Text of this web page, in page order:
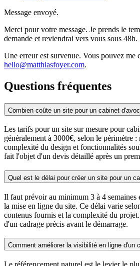
Message envoyé.
Merci pour votre message. Je prends le
demande et reviendrai vers vous sous 48h.
Une erreur est survenue. Vous pouvez me
hello@matthiasfoyer.com.
Questions fréquentes
Combien coûte un site pour un cabinet
Les tarifs pour un site sur mesure pour
généralement à 3000€, selon le périmètre :
complexité du design et fonctionnalités
fait l'objet d'un devis détaillé après un
Quel est le délai pour créer un site pour un
Il faut prévoir au minimum 3 à 4 semaines
la mise en ligne du site. Ce délai varie
contenus fournis et la complexité du
d'un cadrage précis avant le démarrage.
Comment améliorer la visibilité en ligne d'un